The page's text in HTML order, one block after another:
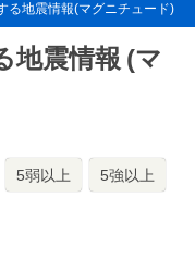
る地震情報(マグニチュード)
地震情報 (マ
5弱以上 5強以上